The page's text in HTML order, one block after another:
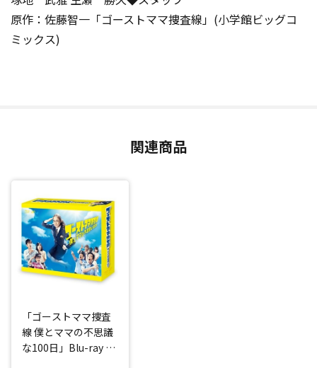
原作：佐藤智一「ゴーストママ捜査線」(小学館ビッグコ
ミックス)
関連商品
「ゴーストママ捜査
線 僕とママの不思議
な100日」Blu-ray B